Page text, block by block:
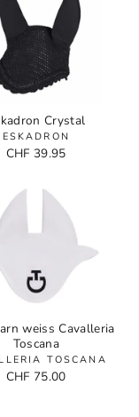
Crystal
ESKADRON
CHF 39.95
weiss Cavalleria
Toscana
TOSCANA
CHF 75.00